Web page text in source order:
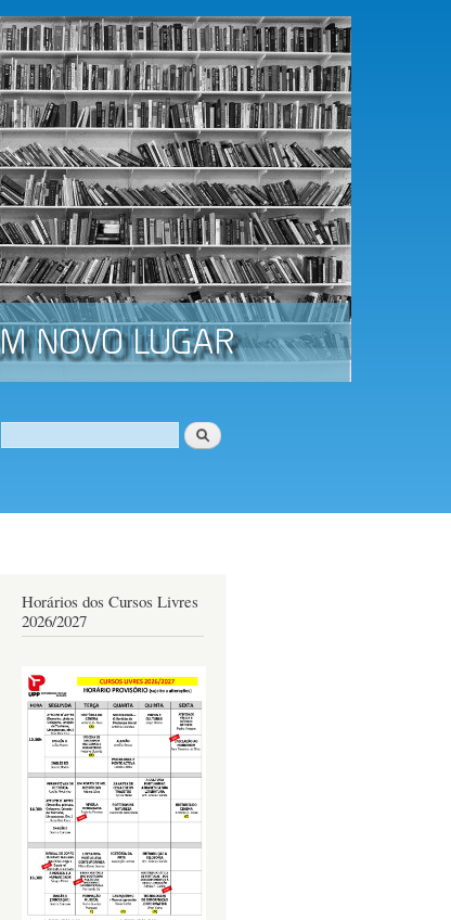
Formulário de procura
Procurar
Horários dos Cursos Livres
2026/2027